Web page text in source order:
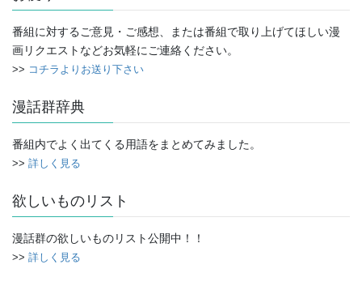
番組に対するご意見・ご感想、または番組で取り上げてほしい漫
画リクエストなどお気軽にご連絡ください。
>> コチラよりお送り下さい
漫話群辞典
番組内でよく出てくる用語をまとめてみました。
>> 詳しく見る
欲しいものリスト
漫話群の欲しいものリスト公開中！！
>> 詳しく見る